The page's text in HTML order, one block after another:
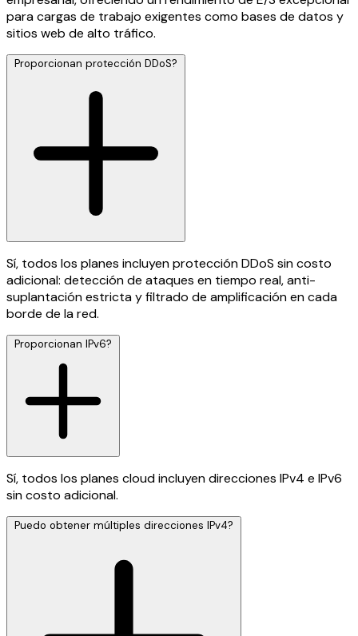
para cargas de trabajo exigentes como bases de datos y
sitios web de alto tráfico.
Proporcionan protección DDoS?
Sí, todos los planes incluyen protección DDoS sin costo
adicional: detección de ataques en tiempo real, anti-
suplantación estricta y filtrado de amplificación en cada
borde de la red.
Proporcionan IPv6?
Sí, todos los planes cloud incluyen direcciones IPv4 e IPv6
sin costo adicional.
Puedo obtener múltiples direcciones IPv4?